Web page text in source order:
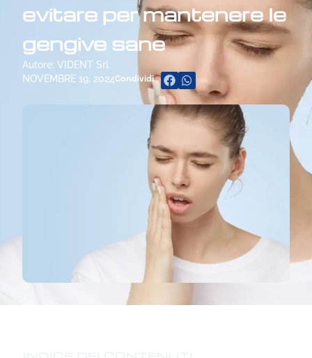
evitare per mantenere le
gengive sane
Autore: VIDENT Srl
NOVEMBRE 19, 2024 Condividi